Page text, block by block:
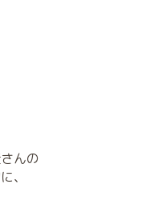
んの
、